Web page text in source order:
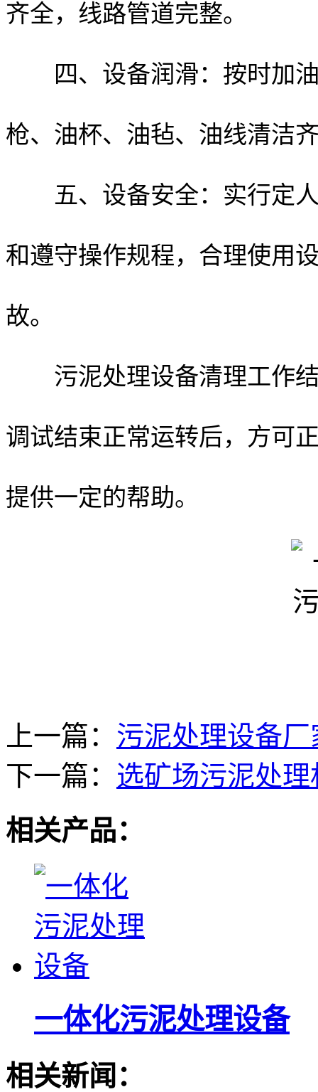
齐全，线路管道完整。
四、设备润滑：按时加油
枪、油杯、油毡、油线清洁
五、设备安全：实行定人
和遵守操作规程，合理使用
故。
污泥处理设备清理工作结
调试结束正常运转后，方可
提供一定的帮助。
上一篇： 污泥处理设备
下一篇： 选矿场污泥处
相关产品：
一体化污泥处理设备
相关新闻：